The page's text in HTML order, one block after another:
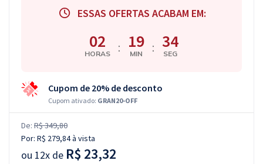
ESSAS OFERTAS ACABAM EM:
02
HORAS : 19
MIN : 33
SEG
Cupom de 20% de desconto
Cupom ativado: GRAN20-OFF
De: R$ 349,80
Por: R$ 279,84à vista
ou 12x de R$ 23,32